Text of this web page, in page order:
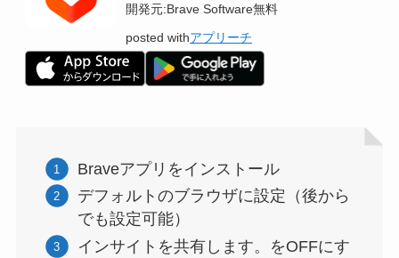
開発元:Brave Software無料
posted withアプリーチ
Braveアプリをインストール
デフォルトのブラウザに設定（後から
でも設定可能）
インサイトを共有します。をOFFにす